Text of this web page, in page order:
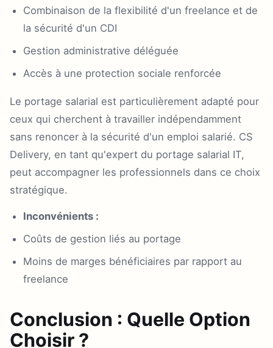
Combinaison de la flexibilité d'un freelance et de
la sécurité d'un CDI
Gestion administrative déléguée
Accès à une protection sociale renforcée
Le portage salarial est particulièrement adapté pour
ceux qui cherchent à travailler indépendamment
sans renoncer à la sécurité d'un emploi salarié. CS
Delivery, en tant qu'expert du portage salarial IT,
peut accompagner les professionnels dans ce choix
stratégique.
Inconvénients :
Coûts de gestion liés au portage
Moins de marges bénéficiaires par rapport au
freelance
Conclusion : Quelle Option
Choisir ?